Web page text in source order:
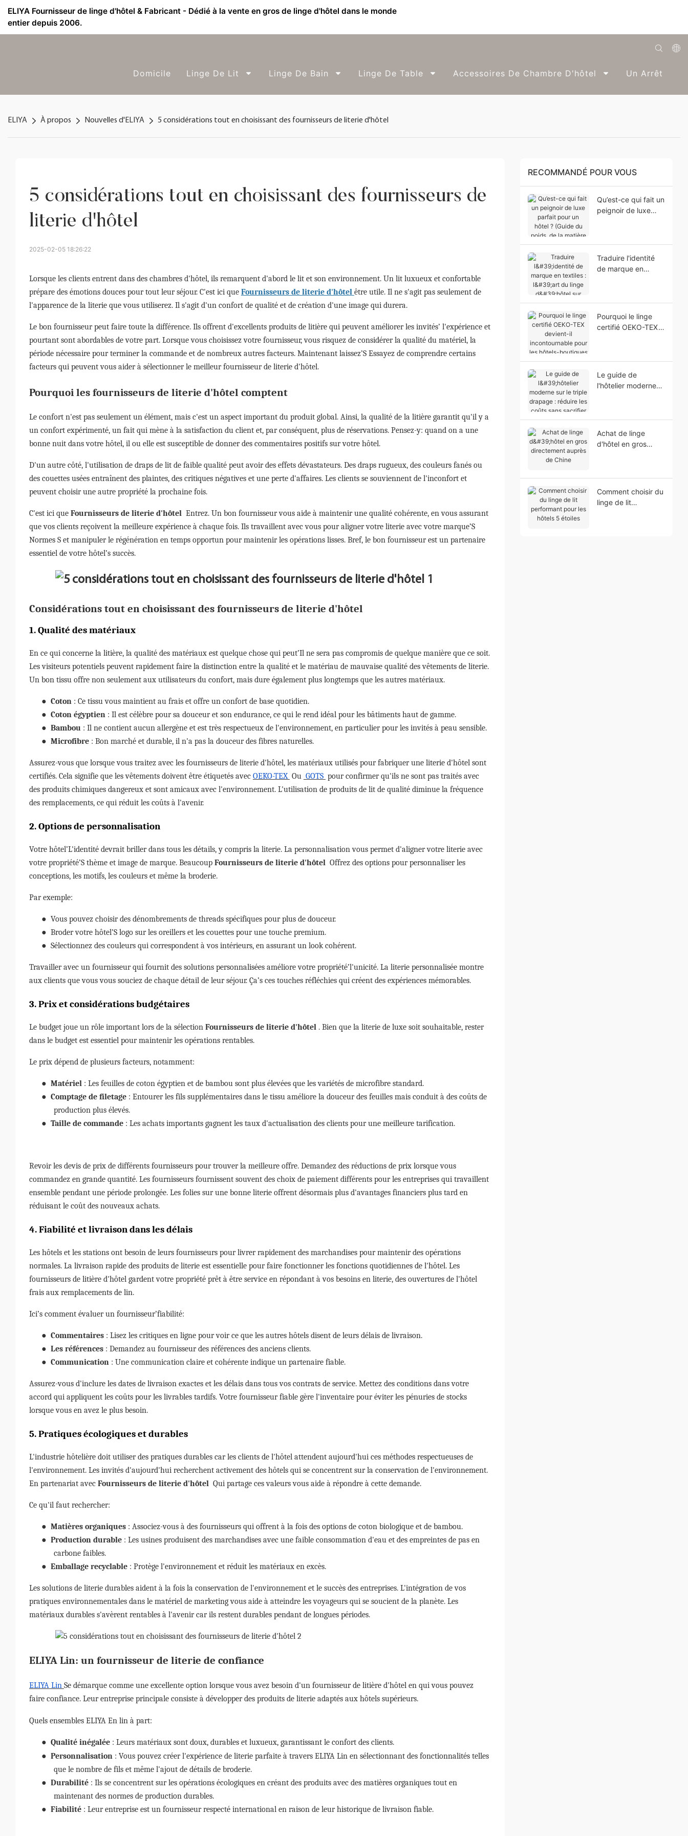
ELIYA Fournisseur de linge d'hôtel & Fabricant - Dédié à la vente en gros de linge d'hôtel dans le monde
entier depuis 2006.
Español
Domicile Linge De Lit Linge De Bain Linge De Table Accessoires De Chambre D'hôtel Un Arrêt
ELIYA À propos Nouvelles d'ELIYA 5 considérations tout en choisissant des fournisseurs de literie d'hôtel
5 considérations tout en choisissant des fournisseurs de
literie d'hôtel
2025-02-05 18:26:22
Lorsque les clients entrent dans des chambres d'hôtel, ils remarquent d'abord le lit et son environnement. Un lit luxueux et confortable
prépare des émotions douces pour tout leur séjour. C'est ici que Fournisseurs de literie d'hôtel être utile. Il ne s'agit pas seulement de
l'apparence de la literie que vous utiliserez. Il s'agit d'un confort de qualité et de création d'une image qui durera.
Le bon fournisseur peut faire toute la différence. Ils offrent d'excellents produits de litière qui peuvent améliorer les invités’ l'expérience et
pourtant sont abordables de votre part. Lorsque vous choisissez votre fournisseur, vous risquez de considérer la qualité du matériel, la
période nécessaire pour terminer la commande et de nombreux autres facteurs. Maintenant laissez’S Essayez de comprendre certains
facteurs qui peuvent vous aider à sélectionner le meilleur fournisseur de literie d'hôtel.
Pourquoi les fournisseurs de literie d'hôtel comptent
Le confort n'est pas seulement un élément, mais c'est un aspect important du produit global. Ainsi, la qualité de la litière garantit qu'il y a
un confort expérimenté, un fait qui mène à la satisfaction du client et, par conséquent, plus de réservations. Pensez-y: quand on a une
bonne nuit dans votre hôtel, il ou elle est susceptible de donner des commentaires positifs sur votre hôtel.
D'un autre côté, l'utilisation de draps de lit de faible qualité peut avoir des effets dévastateurs. Des draps rugueux, des couleurs fanés ou
des couettes usées entraînent des plaintes, des critiques négatives et une perte d'affaires. Les clients se souviennent de l'inconfort et
peuvent choisir une autre propriété la prochaine fois.
C'est ici que Fournisseurs de literie d'hôtel Entrez. Un bon fournisseur vous aide à maintenir une qualité cohérente, en vous assurant
que vos clients reçoivent la meilleure expérience à chaque fois. Ils travaillent avec vous pour aligner votre literie avec votre marque’S
Normes S et manipuler le régénération en temps opportun pour maintenir les opérations lisses. Bref, le bon fournisseur est un partenaire
essentiel de votre hôtel’s succès.
Considérations tout en choisissant des fournisseurs de literie d'hôtel
1. Qualité des matériaux
En ce qui concerne la litière, la qualité des matériaux est quelque chose qui peut’Il ne sera pas compromis de quelque manière que ce soit.
Les visiteurs potentiels peuvent rapidement faire la distinction entre la qualité et le matériau de mauvaise qualité des vêtements de literie.
Un bon tissu offre non seulement aux utilisateurs du confort, mais dure également plus longtemps que les autres matériaux.
● Coton : Ce tissu vous maintient au frais et offre un confort de base quotidien.
● Coton égyptien : Il est célèbre pour sa douceur et son endurance, ce qui le rend idéal pour les bâtiments haut de gamme.
● Bambou : Il ne contient aucun allergène et est très respectueux de l'environnement, en particulier pour les invités à peau sensible.
● Microfibre : Bon marché et durable, il n'a pas la douceur des fibres naturelles.
Assurez-vous que lorsque vous traitez avec les fournisseurs de literie d'hôtel, les matériaux utilisés pour fabriquer une literie d'hôtel sont
certifiés. Cela signifie que les vêtements doivent être étiquetés avec OEKO-TEX Ou GOTS pour confirmer qu'ils ne sont pas traités avec
des produits chimiques dangereux et sont amicaux avec l'environnement. L'utilisation de produits de lit de qualité diminue la fréquence
des remplacements, ce qui réduit les coûts à l'avenir.
2. Options de personnalisation
Votre hôtel’L'identité devrait briller dans tous les détails, y compris la literie. La personnalisation vous permet d'aligner votre literie avec
votre propriété’S thème et image de marque. Beaucoup Fournisseurs de literie d'hôtel Offrez des options pour personnaliser les
conceptions, les motifs, les couleurs et même la broderie.
Par exemple:
● Vous pouvez choisir des dénombrements de threads spécifiques pour plus de douceur.
● Broder votre hôtel’S logo sur les oreillers et les couettes pour une touche premium.
● Sélectionnez des couleurs qui correspondent à vos intérieurs, en assurant un look cohérent.
Travailler avec un fournisseur qui fournit des solutions personnalisées améliore votre propriété’l'unicité. La literie personnalisée montre
aux clients que vous vous souciez de chaque détail de leur séjour. Ça’s ces touches réfléchies qui créent des expériences mémorables.
3. Prix ​​et considérations budgétaires
Le budget joue un rôle important lors de la sélection Fournisseurs de literie d'hôtel . Bien que la literie de luxe soit souhaitable, rester
dans le budget est essentiel pour maintenir les opérations rentables.
Le prix dépend de plusieurs facteurs, notamment:
● Matériel : Les feuilles de coton égyptien et de bambou sont plus élevées que les variétés de microfibre standard.
● Comptage de filetage : Entourer les fils supplémentaires dans le tissu améliore la douceur des feuilles mais conduit à des coûts de
production plus élevés.
● Taille de commande : Les achats importants gagnent les taux d'actualisation des clients pour une meilleure tarification.
Revoir les devis de prix de différents fournisseurs pour trouver la meilleure offre. Demandez des réductions de prix lorsque vous
commandez en grande quantité. Les fournisseurs fournissent souvent des choix de paiement différents pour les entreprises qui travaillent
ensemble pendant une période prolongée. Les folies sur une bonne literie offrent désormais plus d'avantages financiers plus tard en
réduisant le coût des nouveaux achats.
4. Fiabilité et livraison dans les délais
Les hôtels et les stations ont besoin de leurs fournisseurs pour livrer rapidement des marchandises pour maintenir des opérations
normales. La livraison rapide des produits de literie est essentielle pour faire fonctionner les fonctions quotidiennes de l'hôtel. Les
fournisseurs de litière d'hôtel gardent votre propriété prêt à être service en répondant à vos besoins en literie, des ouvertures de l'hôtel
frais aux remplacements de lin.
Ici’s comment évaluer un fournisseur’fiabilité:
● Commentaires : Lisez les critiques en ligne pour voir ce que les autres hôtels disent de leurs délais de livraison.
● Les références : Demandez au fournisseur des références des anciens clients.
● Communication : Une communication claire et cohérente indique un partenaire fiable.
Assurez-vous d'inclure les dates de livraison exactes et les délais dans tous vos contrats de service. Mettez des conditions dans votre
accord qui appliquent les coûts pour les livrables tardifs. Votre fournisseur fiable gère l'inventaire pour éviter les pénuries de stocks
lorsque vous en avez le plus besoin.
5. Pratiques écologiques et durables
L'industrie hôtelière doit utiliser des pratiques durables car les clients de l'hôtel attendent aujourd'hui ces méthodes respectueuses de
l'environnement. Les invités d'aujourd'hui recherchent activement des hôtels qui se concentrent sur la conservation de l'environnement.
En partenariat avec Fournisseurs de literie d'hôtel Qui partage ces valeurs vous aide à répondre à cette demande.
Ce qu'il faut rechercher:
● Matières organiques : Associez-vous à des fournisseurs qui offrent à la fois des options de coton biologique et de bambou.
● Production durable : Les usines produisent des marchandises avec une faible consommation d'eau et des empreintes de pas en
carbone faibles.
● Emballage recyclable : Protège l'environnement et réduit les matériaux en excès.
Les solutions de literie durables aident à la fois la conservation de l'environnement et le succès des entreprises. L'intégration de vos
pratiques environnementales dans le matériel de marketing vous aide à atteindre les voyageurs qui se soucient de la planète. Les
matériaux durables s'avèrent rentables à l'avenir car ils restent durables pendant de longues périodes.
ELIYA Lin: un fournisseur de literie de confiance
ELIYA Lin Se démarque comme une excellente option lorsque vous avez besoin d'un fournisseur de litière d'hôtel en qui vous pouvez
faire confiance. Leur entreprise principale consiste à développer des produits de literie adaptés aux hôtels supérieurs.
Quels ensembles ELIYA En lin à part:
● Qualité inégalée : Leurs matériaux sont doux, durables et luxueux, garantissant le confort des clients.
● Personnalisation : Vous pouvez créer l'expérience de literie parfaite à travers ELIYA Lin en sélectionnant des fonctionnalités telles
que le nombre de fils et même l'ajout de détails de broderie.
● Durabilité : Ils se concentrent sur les opérations écologiques en créant des produits avec des matières organiques tout en
maintenant des normes de production durables.
● Fiabilité : Leur entreprise est un fournisseur respecté international en raison de leur historique de livraison fiable.
RECOMMANDÉ POUR VOUS
Qu’est-ce qui fait un
peignoir de luxe
poids, de la matière
et du tissage)
Traduire l'identité
de marque en
mesure
Pourquoi le linge
certifié OEKO-TEX
les hôtels-boutiques
américains ?
Le guide de
l'hôtelier moderne
les coûts sans
sacrifier le luxe
Achat de linge
d'hôtel en gros
Comment choisir du
linge de lit